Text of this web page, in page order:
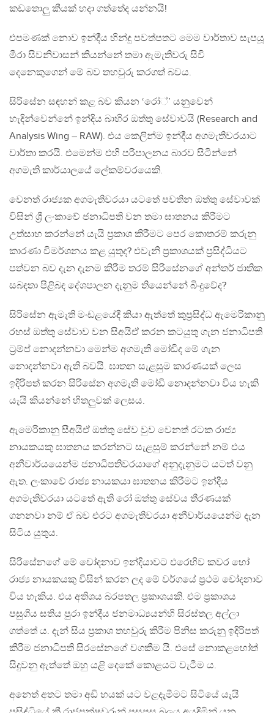
කඩතොලු කීයක් හදා ගත්තේද යන්නයි!
එපමණක් නොව ඉන්දී්‍ය හින්දු පවත්පතට මෙම වාර්තාව සැපයූ
මීරා සිවනිවාසන් කියන්නේ තමා ඇමැතිවරු සිවි
දෙනෙකුගෙන් මේ බව තහවුරු කරගත් බවය.
සිරිසේන සඳහන් කළ බව කියන ‘රෝ්’ යනුවෙන්
හැදින්වෙන්නේ ඉන්දිය බාහිර ඔත්තු සේවාවයි (Research and
Analysis Wing – RAW). එය කෙලින්ම ඉන්දී්‍ය අගමැතිවරයාට
වාර්තා කරයි. එමෙන්ම එහි පරිපාලනය බාරව සිටින්නේ
අගමැති කාර්යාලයේ ලේකම්වරයෙකි.
වෙනත් රාජ්‍යක අගමැතිවරයා යටතේ පවතින ඔත්තු සේවාවක්
විසින් ශ්‍රී ලංකාවේ ජනාධිපති වන තමා ඝාතනය කිරීමට
උත්සාහ කරන්නේ යැයි ප්‍රකාශ කිරීමට පෙර කොතරම් කරුනු
කාරණා විමර්ශනය කළ යුතුද? එවැනි ප්‍රකාශයක් ප්‍රසිද්ධියට
පත්වන බව දැන දැනම කිරීම තරම් සිරිසේනගේ අන්තර් ජාතික
සබඳතා පිළිබඳ දේශපාලන දැනුම තියෙන්නේ බිංදුවේද?
සිරිසේන ඇමැති මංඩළයේදී කියා ඇත්තේ කුප්‍රසිද්ධ ඇමෙරිකානු
රහස් ඔත්තු සේවාව වන සිඅයිඒ කරන කටයුතු ගැන ජනාධිපති
ට්‍රම්ප් නොදන්නවා මෙන්ම අගමැති මෝඩිද මේ ගැන
නොදන්නවා ඇති බවයි. ඝාතන සැළසුම කාරණයක් ලෙස
ඉදිරිපත් කරන සිරිසේන අගමැති මෝඩි නොදන්නවා විය හැකි
යැයි කියන්නේ හිතලුවක් ලෙසය.
ඇමෙරිකානු සීඅයිඒ ඔත්තු සේව වුව වෙනත් රටක රාජ්‍ය
නායකයකු ඝාතනය කරන්නට සැළසුම් කරන්නේ නම් එය
අනීවාර්යයෙන්ම ජනාධිපතිවරයාගේ අනුදැනුමට යටත් වනු
ඇත. ලංකාවේ රාජ්‍ය නායකයා ඝාතනය කිරීමට ඉන්දීය
අගමැතිවරයා යටතේ ඇති රෝ ඔත්තු සේවය තීරණයක්
ගනනවා නම් ඒ බව එරට අගමැතිවරයා අනීවාර්යයෙන්ම දැන
සිටිය යුතුය.
සිරිසේනගේ මේ චෝදනාව ඉන්දියාවට එරෙහිව කවර හෝ
රාජ්‍ය නායකයකු විසින් කරන ලද මේ වර්ගයේ ප්‍රථම චෝදනාව
විය හැකිය. එය අතිශය බරපතල ප්‍රකාශයකි. එම ප්‍රකාශය
පසුගිය සතිය පුරා ඉන්දීය ජනමාධ්‍යයන්හි සිරස්තල අල්ලා
ගත්තේ ය. දැන් සිය ප්‍රකාශ තහවුරු කිරීම පිනිස කරුනු ඉදිරිපත්
කිරීම ජනාධිපති සිරසේනගේ වගකීම යි. එසේ නොකළහෝත්
සිදුවනු ඇත්තේ ඔහු යළි දෙකේ කොළයට වැටීම ය.
අනෙත් අතට තමා අඩි හයක් යට වළදැමීමට සිටියේ යැයි